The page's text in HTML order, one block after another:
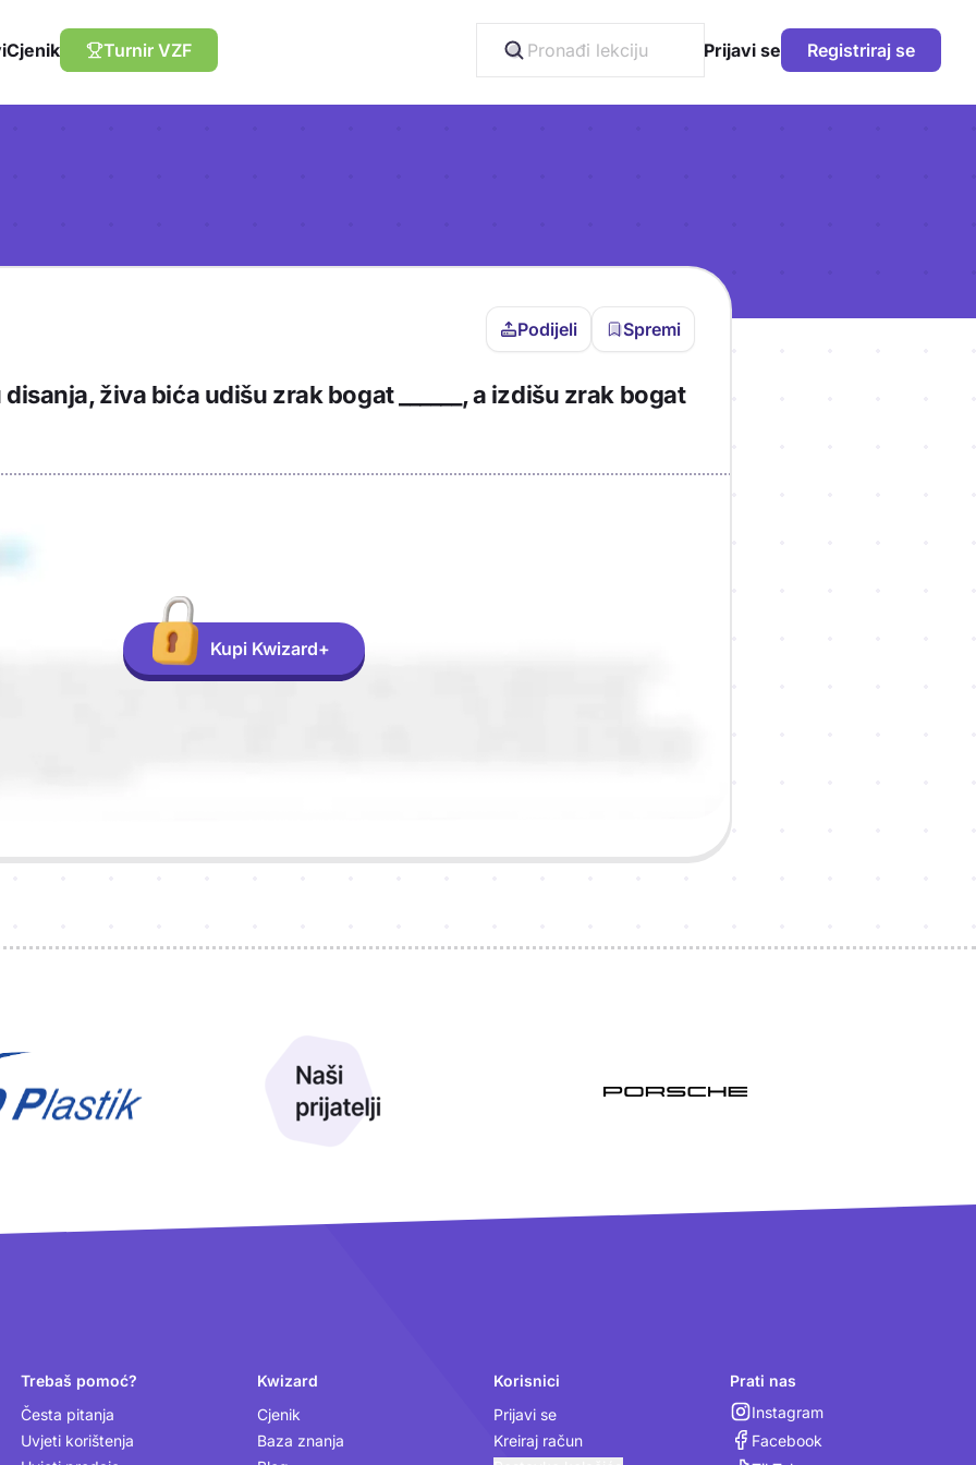
Cjenik Turnir VZF Prijavi se Registriraj se
Podijeli Spremi
Trebaš biti prijavljen da bi pohranio
sadržaj u bilježnicu!
živa bića udišu zrak bogat ______, a izdišu zrak bogat
Kupi Kwizard+
Trebaš pomoć?
Česta pitanja
Uvjeti korištenja
Kwizard
Cjenik
Baza znanja
Korisnici
Prijavi se
Kreiraj račun
Prati nas
Instagram
Facebook